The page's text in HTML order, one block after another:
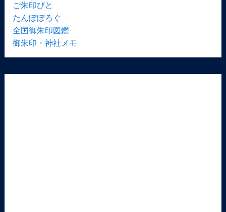
ご朱印びと
たんぽぽろぐ
全国御朱印図鑑
御朱印・神社メモ